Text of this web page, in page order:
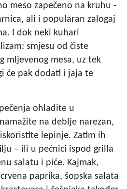
meso zapečeno na kruhu -
ali i popularan zalogaj
I dok neki kuhari
smjesu od čiste
mljevenog mesa, uz tek
će pak dodati i jaja te
ohladite u
na deblje narezan,
lepinje. Zatim ih
– ili u pećnici ispod grilla
salatu i piće. Kajmak,
paprika, šopska salata